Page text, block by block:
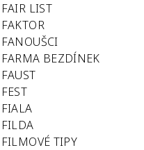
FAIR LIST
FAKTOR
FANOUŠCI
FARMA BEZDÍNEK
FAUST
FEST
FIALA
FILDA
FILMOVÉ TIPY